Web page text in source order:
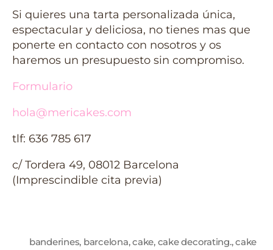
Si quieres una tarta personalizada única,
espectacular y deliciosa, no tienes mas que
ponerte en contacto con nosotros y os
haremos un presupuesto sin compromiso.
Formulario
hola@mericakes.com
tlf: 636 785 617
c/ Tordera 49, 08012 Barcelona
(Imprescindible cita previa)
banderines, barcelona,cake, cake decorating.,cake